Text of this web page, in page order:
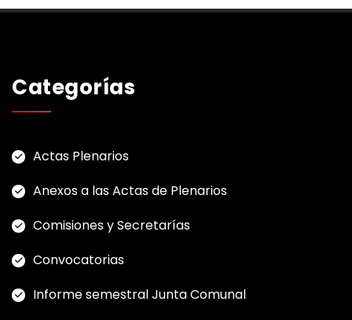
Categorías
Actas Plenarios
Anexos a las Actas de Plenarios
Comisiones y Secretarías
Convocatorias
Informe semestral Junta Comunal